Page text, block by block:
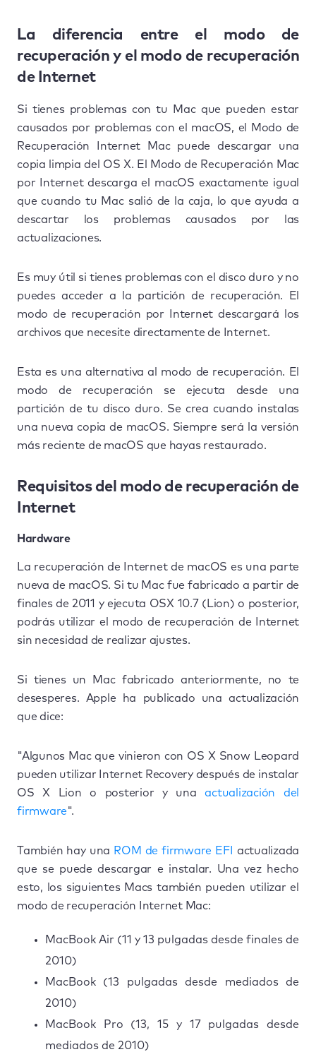
La diferencia entre el modo de
recuperación y el modo de recuperación
de Internet
Si tienes problemas con tu Mac que pueden estar
causados por problemas con el macOS, el Modo de
Recuperación Internet Mac puede descargar una
copia limpia del OS X. El Modo de Recuperación Mac
por Internet descarga el macOS exactamente igual
que cuando tu Mac salió de la caja, lo que ayuda a
descartar los problemas causados por las
actualizaciones.
Es muy útil si tienes problemas con el disco duro y no
puedes acceder a la partición de recuperación. El
modo de recuperación por Internet descargará los
archivos que necesite directamente de Internet.
Esta es una alternativa al modo de recuperación. El
modo de recuperación se ejecuta desde una
partición de tu disco duro. Se crea cuando instalas
una nueva copia de macOS. Siempre será la versión
más reciente de macOS que hayas restaurado.
Requisitos del modo de recuperación de
Internet
Hardware
La recuperación de Internet de macOS es una parte
nueva de macOS. Si tu Mac fue fabricado a partir de
finales de 2011 y ejecuta OSX 10.7 (Lion) o posterior,
podrás utilizar el modo de recuperación de Internet
sin necesidad de realizar ajustes.
Si tienes un Mac fabricado anteriormente, no te
desesperes. Apple ha publicado una actualización
que dice:
"Algunos Mac que vinieron con OS X Snow Leopard
pueden utilizar Internet Recovery después de instalar
OS X Lion o posterior y unaactualización del
firmware".
También hay una ROM de firmware EFI
actualizada
que se puede descargar e instalar. Una vez hecho
esto, los siguientes Macs también pueden utilizar el
modo de recuperación Internet Mac:
MacBook Air (11 y 13 pulgadas desde finales de
2010)
MacBook (13 pulgadas desde mediados de
2010)
MacBook Pro (13, 15 y 17 pulgadas desde
mediados de 2010)